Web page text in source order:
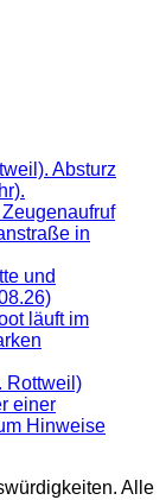
Absturz
in
und
läuft im
Rottweil)
einer
Hinweise
Alle